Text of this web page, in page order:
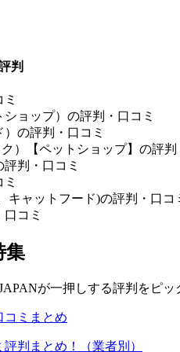
判
ョップ）の評判・口コミ
の評判・口コミ
）【ペットショップ】の評判
判・口コミ
キャットフード)の評判・口コ
コミ
集
が一押しする評判をピッ
判まとめ！（業者別）